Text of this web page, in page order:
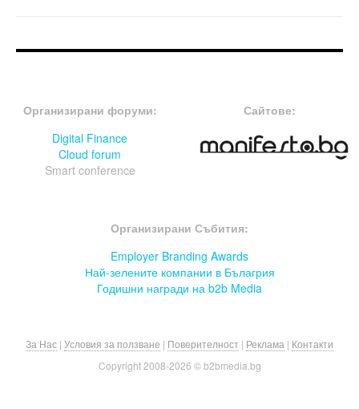
Организирани форуми:
Digital Finance
Cloud forum
Smart conference
Сайтове:
Организирани Събития:
Employer Branding Awards
Най-зелените компании в Бълагрия
Годишни награди на b2b Media
За Нас | Условия за ползване | Поверителност | Реклама | Контакти
Copyright 2008-2026 © b2bmedia.bg